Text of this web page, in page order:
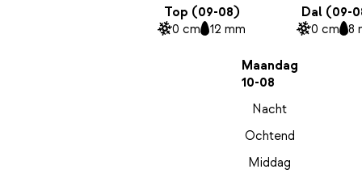
Top (09-08)
0 cm 12 mm
Dal (09-
0 cm 8
Maandag
10-08
Nacht
Ochtend
Middag